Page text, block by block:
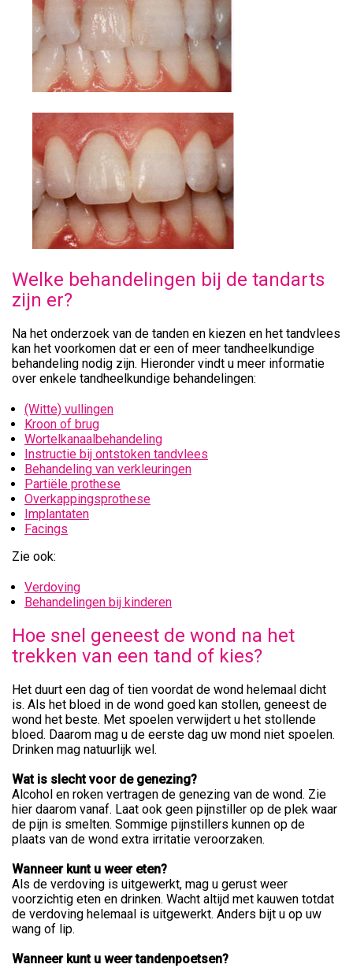
Welke behandelingen bij de tandarts
zijn er?
Na het onderzoek van de tanden en kiezen en het tandvlees
kan het voorkomen dat er een of meer tandheelkundige
behandeling nodig zijn. Hieronder vindt u meer informatie
over enkele tandheelkundige behandelingen:
(Witte) vullingen
Kroon of brug
Wortelkanaalbehandeling
Instructie bij ontstoken tandvlees
Behandeling van verkleuringen
Partiële prothese
Overkappingsprothese
Implantaten
Facings
Zie ook:
Verdoving
Behandelingen bij kinderen
Hoe snel geneest de wond na het
trekken van een tand of kies?
Het duurt een dag of tien voordat de wond helemaal dicht
is. Als het bloed in de wond goed kan stollen, geneest de
wond het beste. Met spoelen verwijdert u het stollende
bloed. Daarom mag u de eerste dag uw mond niet spoelen.
Drinken mag natuurlijk wel.
Wat is slecht voor de genezing?
Alcohol en roken vertragen de genezing van de wond. Zie
hier daarom vanaf. Laat ook geen pijnstiller op de plek waar
de pijn is smelten. Sommige pijnstillers kunnen op de
plaats van de wond extra irritatie veroorzaken.
Wanneer kunt u weer eten?
Als de verdoving is uitgewerkt, mag u gerust weer
voorzichtig eten en drinken. Wacht altijd met kauwen totdat
de verdoving helemaal is uitgewerkt. Anders bijt u op uw
wang of lip.
Wanneer kunt u weer tandenpoetsen?